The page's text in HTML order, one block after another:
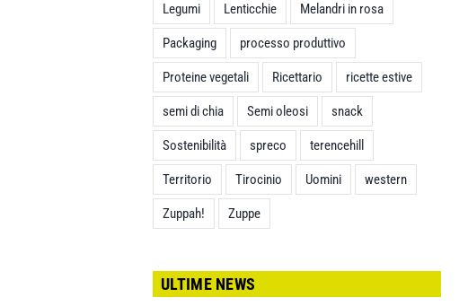
Legumi Lenticchie Melandri in rosa
Packaging processo produttivo
Proteine vegetali Ricettario ricette estive
semi di chia Semi oleosi snack
Sostenibilità spreco terencehill
Territorio Tirocinio Uomini western
Zuppah! Zuppe
ULTIME NEWS